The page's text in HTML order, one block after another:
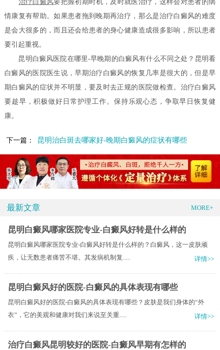
治疗白癜风要把握初期时机，及时就医治疗，这样会对患者的病
情康复有帮助。如果患者拖到晚期再治疗，那么是治疗白癜风的难度
是会大很多的，而且还会给患者的身心健康造成很多影响，所以患者
要引起重视。
昆明白癜风医院在哪里-早晚期的白癜风有什么不同之处？昆明看
白癜风的医院医生说，早期治疗白癜风的恢复几率是很大的，但是早
期白癜风的症状并不明显，要及时去正规的医院做检查。治疗白癜风
要趁早，积极做好日常护理工作。保持乐观心态，争取早日恢复健
康。
下一篇： 昆明治白斑去哪家好-晚期白癜风的症状有哪些
最新文章 MORE+
昆明白癜风哪家医院专业-白癜风好转是什么样的
昆明白癜风哪家医院专业-白癜风好转是什么样的？白癜风，这一皮肤顽
疾，让无数患者痛苦不堪。其发病机制复.....
详情>>
昆明白癜风好的医院-白癜风的具体表现有哪些
昆明白癜风好的医院-白癜风的具体表现有哪些？皮肤是我们身体的“外
衣”，它的美观和健康对我们来说至关重.....
详情>>
治疗白癜风昆明较好的医院-白癜风早期有怎样的